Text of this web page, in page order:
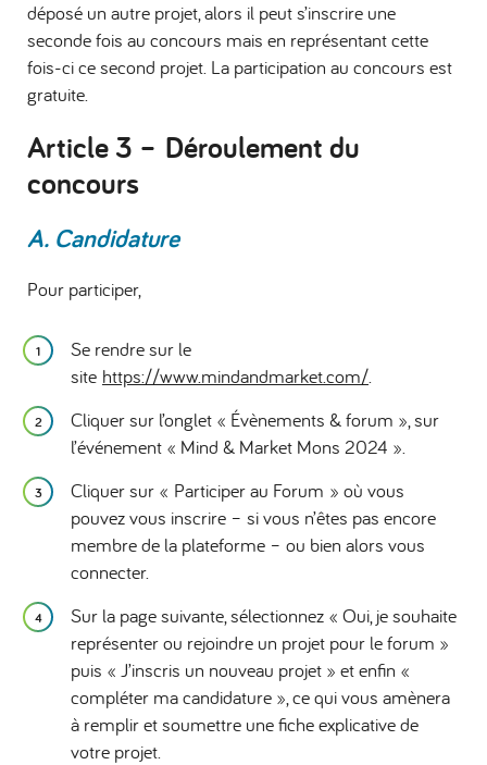
déposé un autre projet, alors il peut s’inscrire une
seconde fois au concours mais en représentant cette
fois-ci ce second projet. La participation au concours est
gratuite.
Article 3 – Déroulement du
concours
A. Candidature
Pour participer,
Se rendre sur le
site https://www.mindandmarket.com/
Cliquer sur l’onglet « Évènements & forum », sur
l’événement « Mind & Market Mons 2024 ».
Cliquer sur « Participer au Forum » où vous
pouvez vous inscrire – si vous n’êtes pas encore
membre de la plateforme – ou bien alors vous
connecter.
Sur la page suivante, sélectionnez « Oui, je souhaite
représenter ou rejoindre un projet pour le forum »
puis « J’inscris un nouveau projet » et enfin «
compléter ma candidature », ce qui vous amènera
à remplir et soumettre une fiche explicative de
votre projet.